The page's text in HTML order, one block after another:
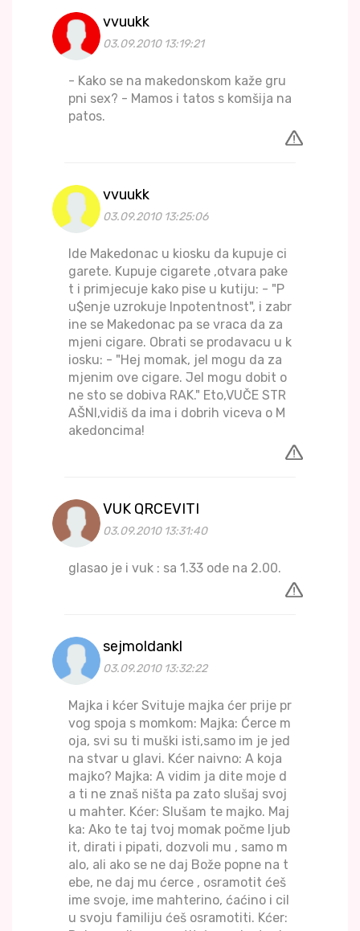
vvuukk
03.09.2010 13:19:21
- Kako se na makedonskom kaže gru
pni sex? - Mamos i tatos s komšija na
patos.
vvuukk
03.09.2010 13:25:06
Ide Makedonac u kiosku da kupuje ci
garete. Kupuje cigarete ,otvara pake
t i primjecuje kako pise u kutiju: - "P
u$enje uzrokuje Inpotentnost", i zabr
ine se Makedonac pa se vraca da za
mjeni cigare. Obrati se prodavacu u k
iosku: - "Hej momak, jel mogu da za
mjenim ove cigare. Jel mogu dobit o
ne sto se dobiva RAK." Eto,VUČE STR
AŠNI,vidiš da ima i dobrih viceva o M
akedoncima!
VUK QRCEVITI
03.09.2010 13:31:40
glasao je i vuk : sa 1.33 ode na 2.00.
sejmoldankl
03.09.2010 13:32:22
Majka i kćer Svituje majka ćer prije pr
vog spoja s momkom: Majka: Ćerce m
oja, svi su ti muški isti,samo im je jed
na stvar u glavi. Kćer naivno: A koja
majko? Majka: A vidim ja dite moje d
a ti ne znaš ništa pa zato slušaj svoj
u mahter. Kćer: Slušam te majko. Maj
ka: Ako te taj tvoj momak počme ljub
it, dirati i pipati, dozvoli mu , samo m
alo, ali ako se ne daj Bože popne na t
ebe, ne daj mu ćerce , osramotit ćeš
ime svoje, ime mahterino, ćaćino i cil
u svoju familiju ćeš osramotiti. Kćer: